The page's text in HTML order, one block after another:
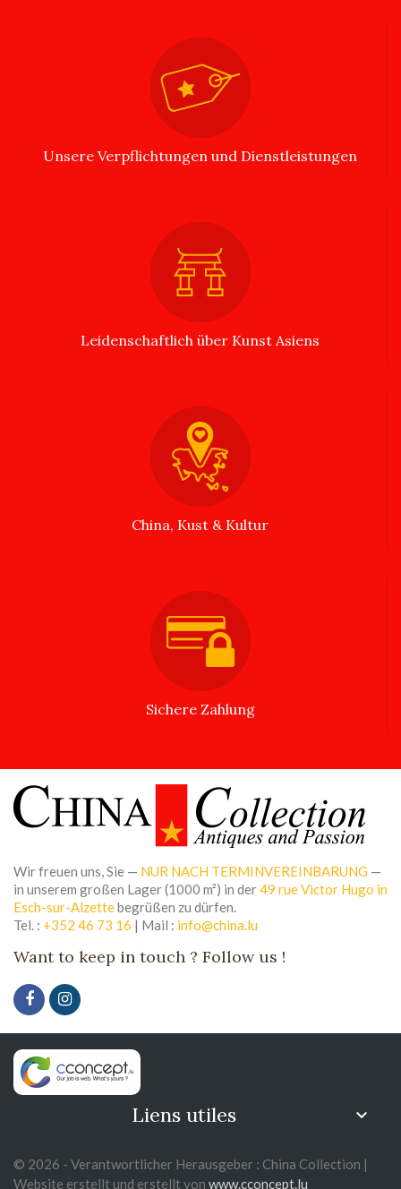
Unsere Verpflichtungen und Dienstleistungen
Leidenschaftlich über Kunst Asiens
China, Kust & Kultur
Sichere Zahlung
Wir freuen uns, Sie — NUR NACH TERMINVEREINBARUNG —
in unserem großen Lager (1000 m²) in der49 rue Victor Hugo in
Esch-sur-Alzettebegrüßen zu dürfen.
Tel. : +352 46 73 16 | Mail : info@china.lu
Want to keep in touch ? Follow us !
Liens utiles 
© 2026 - Verantwortlicher Herausgeber : China Collection |
Website erstellt und erstellt von www.cconcept.lu